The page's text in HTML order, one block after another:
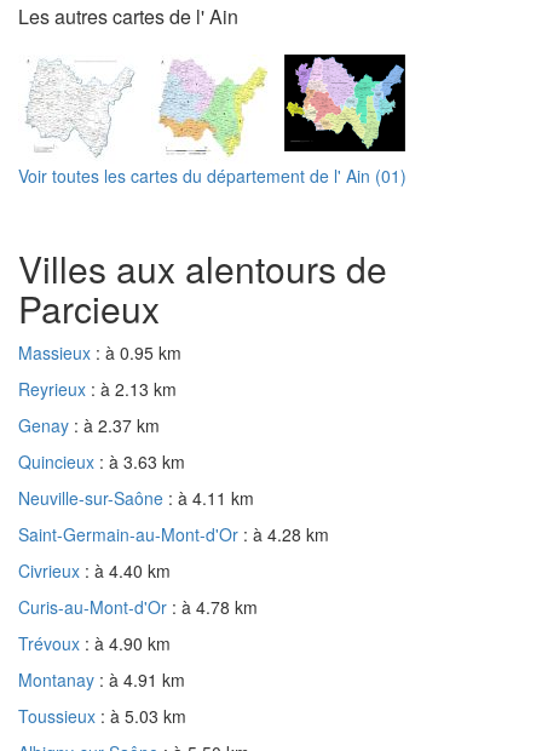
Les autres cartes de l' Ain
Voir toutes les cartes du département de l' Ain (01)
Villes aux alentours de
Parcieux
Massieux : à 0.95 km
Reyrieux : à 2.13 km
Genay : à 2.37 km
Quincieux : à 3.63 km
Neuville-sur-Saône : à 4.11 km
Saint-Germain-au-Mont-d'Or : à 4.28 km
Civrieux : à 4.40 km
Curis-au-Mont-d'Or : à 4.78 km
Trévoux : à 4.90 km
Montanay : à 4.91 km
Toussieux : à 5.03 km